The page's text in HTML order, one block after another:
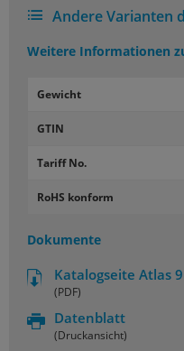
Andere Varianten
Weitere Informationen
Gewicht
GTIN
Tariff No.
RoHS konform
Dokumente
Katalogseite Atlas
(PDF)
Datenblatt
(Druckansicht)